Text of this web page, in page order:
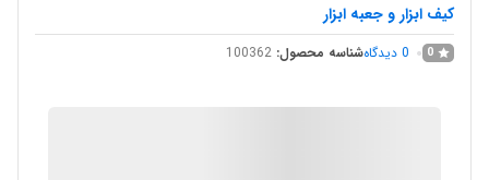
کیف ابزار و جعبه ابزار
0
0 دیدگاهشناسه محصول: 100362